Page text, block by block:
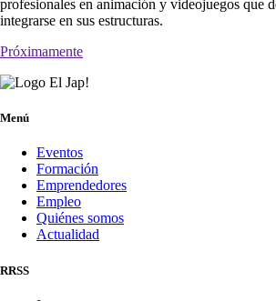
profesionales en animación y videojuegos que
integrarse en sus estructuras.
Próximamente
Menú
Eventos
Formación
Emprendedores
Empleo
Quiénes somos
Actualidad
RRSS